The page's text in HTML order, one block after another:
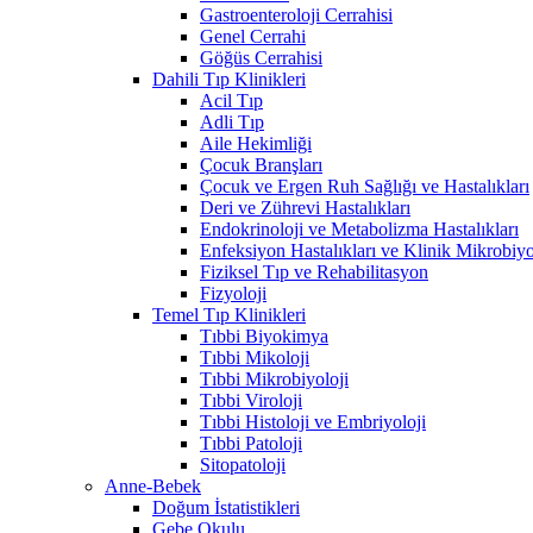
Gastroenteroloji Cerrahisi
Genel Cerrahi
Göğüs Cerrahisi
Dahili Tıp Klinikleri
Acil Tıp
Adli Tıp
Aile Hekimliği
Çocuk Branşları
Çocuk ve Ergen Ruh Sağlığı ve Hastalıkları
Deri ve Zührevi Hastalıkları
Endokrinoloji ve Metabolizma Hastalıkları
Enfeksiyon Hastalıkları ve Klinik
Fiziksel Tıp ve Rehabilitasyon
Fizyoloji
Temel Tıp Klinikleri
Tıbbi Biyokimya
Tıbbi Mikoloji
Tıbbi Mikrobiyoloji
Tıbbi Viroloji
Tıbbi Histoloji ve Embriyoloji
Tıbbi Patoloji
Sitopatoloji
Anne-Bebek
Doğum İstatistikleri
Gebe Okulu